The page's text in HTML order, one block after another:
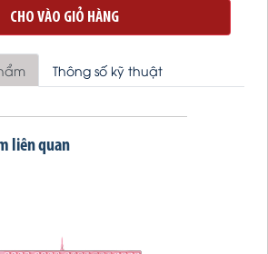
CHO VÀO GIỎ HÀNG
Thông số kỹ thuật
liên quan